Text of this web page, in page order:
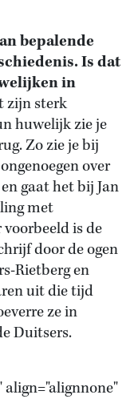
bepalende
Is dat
in
zijn sterk
huwelijk zie je
Zo zie je bij
over
gaat het bij Jan
met
is de
door de ogen
Rietberg en
uit die tijd
ze in
Duitsers.